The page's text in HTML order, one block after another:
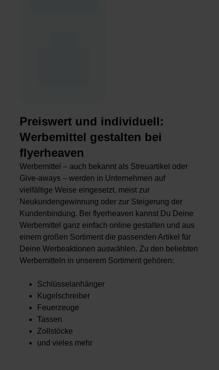
Preiswert und individuell:
Werbemittel gestalten bei
flyerheaven
Werbemittel – auch bekannt als Streuartikel oder
Give-aways – werden in Unternehmen auf
vielfältige Weise eingesetzt, meist zur
Neukundengewinnung oder zur Steigerung der
Kundenbindung. Bei flyerheaven kannst Du Deine
Werbemittel ganz einfach online gestalten und aus
einem großen Sortiment die passenden Artikel für
Deine Werbeaktionen auswählen. Zu den beliebten
Werbemitteln in unserem Sortiment gehören:
Schlüsselanhänger
Kugelschreiber
Feuerzeuge
Tassen
Zollstöcke
und vieles mehr